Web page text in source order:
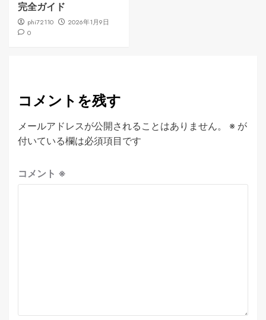
完全ガイド
phi72110
2026年1月9日
0
コメントを残す
メールアドレスが公開されることはありません。 ※ が
付いている欄は必須項目です
コメント ※